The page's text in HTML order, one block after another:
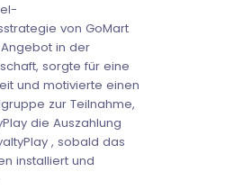
von GoMart
in der
sorgte für eine
und motivierte einen
zur Teilnahme,
die Auszahlung
, sobald das
installiert und